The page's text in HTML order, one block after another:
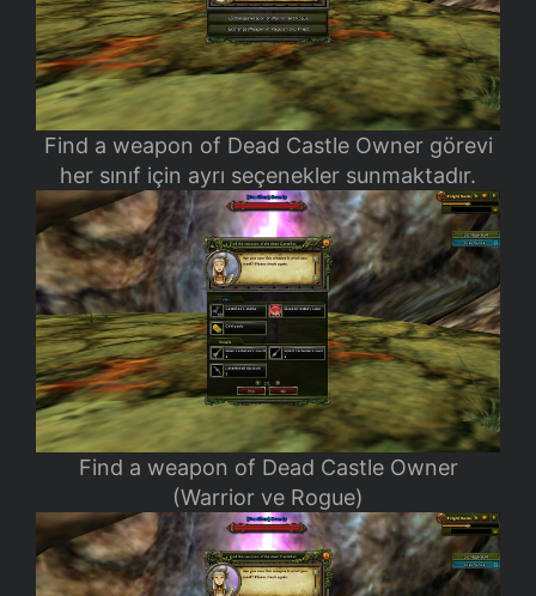
Find a weapon of Dead Castle Owner görevi
her sınıf için ayrı seçenekler sunmaktadır.
Find a weapon of Dead Castle Owner
(Warrior ve Rogue)